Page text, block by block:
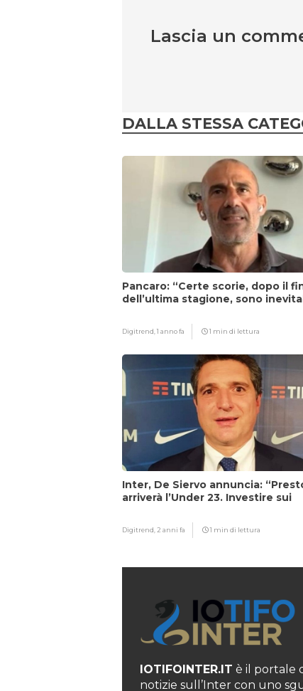
Lascia un
DALLA STESSA
Pancaro: “Certe scorie, dopo il
dell’ultima stagione, sono
Digitrend,1 anno fa 1 min di lettura
Inter, De Siervo annuncia:
arriverà l’Under 23. Investire sui
Digitrend,2 anni fa 1 min di lettura
IOTIFOINTER.IT è il portale
notizie sull’Inter con uno